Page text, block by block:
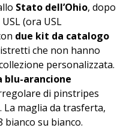
Stato dell’Ohio, dopo
(ora USL
due kit da catalogo
che non hanno
personalizzata.
blu-arancione
di pinstripes
La maglia da trasferta,
bianco su bianco.